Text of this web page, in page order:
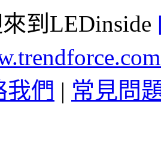
到LEDinside
我們 | 常見問